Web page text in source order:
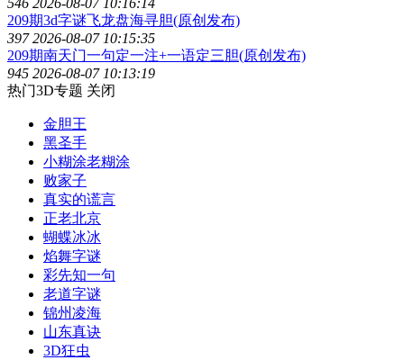
209期3d字谜飞龙盘海寻胆(原创发布)
397 2026-08-07 10:15:35
209期南天门一句定一注+一语定三胆(原创发布)
945 2026-08-07 10:13:19
热门3D专题 关闭
金胆王
黑圣手
小糊涂老糊涂
败家子
真实的谎言
正老北京
蝴蝶冰冰
焰舞字谜
彩先知一句
老道字谜
锦州凌海
山东真诀
3D狂虫